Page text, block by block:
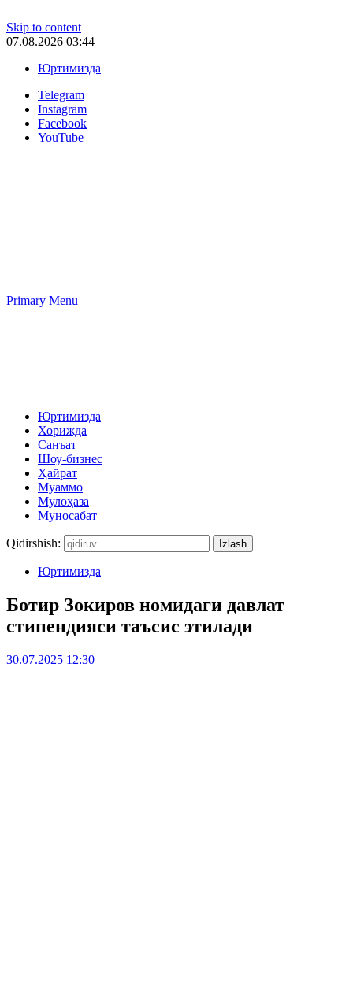
Skip to content
07.08.2026 03:44
Юртимизда
Telegram
Instagram
Facebook
YouTube
Primary Menu
Юртимизда
Хорижда
Санъат
Шоу-бизнес
Ҳайрат
Муаммо
Мулоҳаза
Муносабат
Qidirshish:
Юртимизда
Ботир Зокиров номидаги давлат
стипендияси таъсис этилади
30.07.2025 12:30